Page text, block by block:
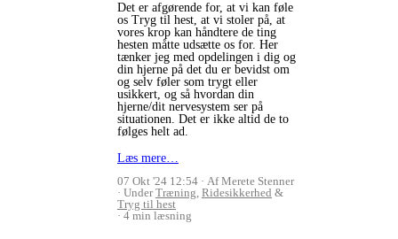
Det er afgørende for, at vi kan føle
os Tryg til hest, at vi stoler på, at
vores krop kan håndtere de ting
hesten måtte udsætte os for. Her
tænker jeg med opdelingen i dig og
din hjerne på det du er bevidst om
og selv føler som trygt eller
usikkert, og så hvordan din
hjerne/dit nervesystem ser på
situationen. Det er ikke altid de to
følges helt ad.
Læs mere…
07 Okt '24 12:54
Af Merete Stenner
UnderTræning, Ridesikkerhed &
Tryg til hest
4 min læsning